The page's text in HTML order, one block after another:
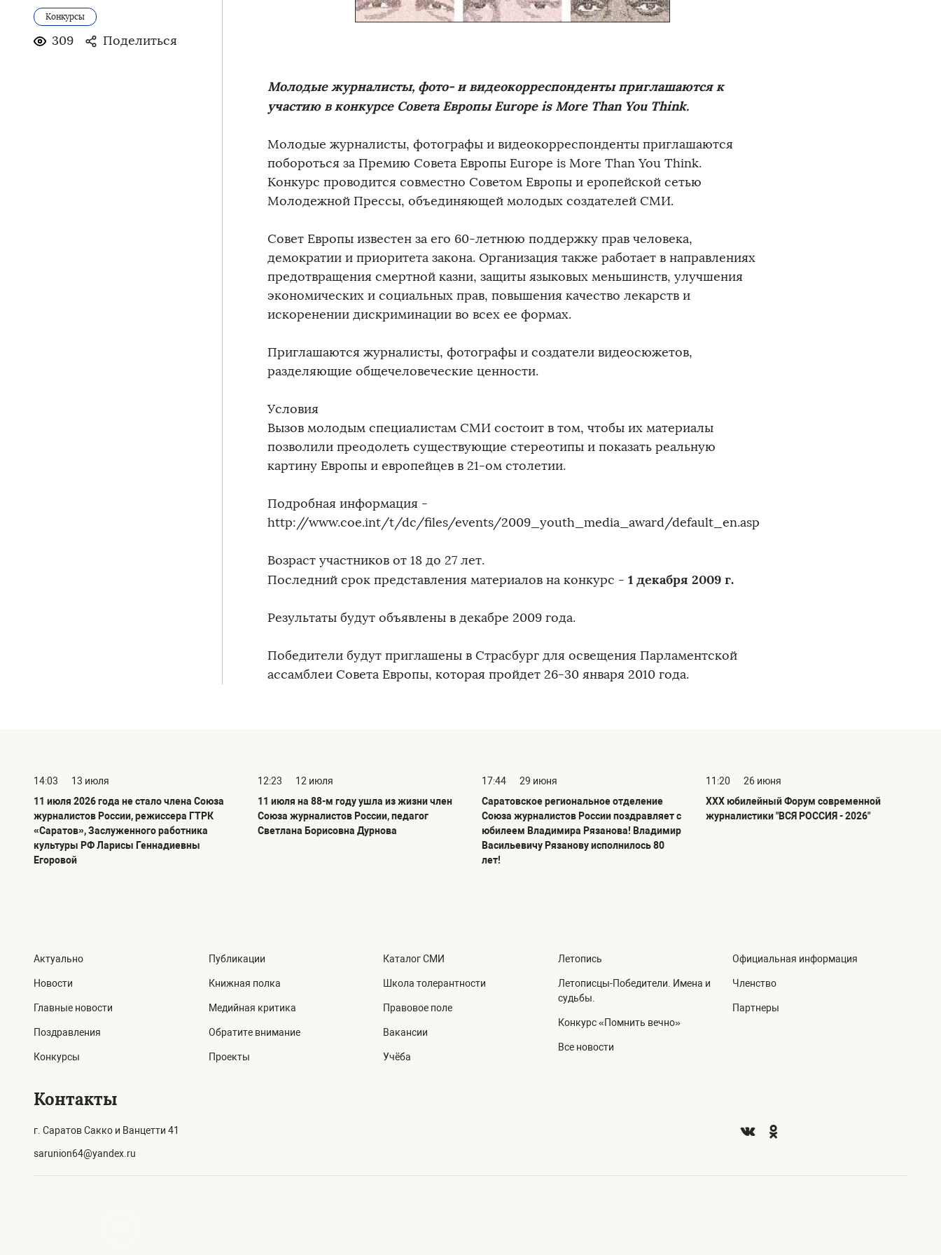
Конкурсы
309 Поделиться
Молодые журналисты, фото- и видеокорреспонденты приглашаются к
участию в конкурсе Совета Европы Europe is More Than You Think.
Молодые журналисты, фотографы и видеокорреспонденты приглашаются
побороться за Премию Совета Европы Europe is More Than You Think.
Конкурс проводится совместно Советом Европы и еропейской сетью
Молодежной Прессы, объединяющей молодых создателей СМИ.
Совет Европы известен за его 60-летнюю поддержку прав человека,
демократии и приоритета закона. Организация также работает в направлениях
предотвращения смертной казни, защиты языковых меньшинств, улучшения
экономических и социальных прав, повышения качество лекарств и
искоренении дискриминации во всех ее формах.
Приглашаются журналисты, фотографы и создатели видеосюжетов,
разделяющие общечеловеческие ценности.
Условия
Вызов молодым специалистам СМИ состоит в том, чтобы их материалы
позволили преодолеть существующие стереотипы и показать реальную
картину Европы и европейцев в 21-ом столетии.
Подробная информация -
http://www.coe.int/t/dc/files/events/2009_youth_media_award/default_en.asp
Возраст участников от 18 до 27 лет.
Последний срок представления материалов на конкурс - 1 декабря 2009 г.
Результаты будут объявлены в декабре 2009 года.
Победители будут приглашены в Страсбург для освещения Парламентской
ассамблеи Совета Европы, которая пройдет 26-30 января 2010 года.
14:03
13 июля
11 июля 2026 года не стало члена Союза
журналистов России, режиссера ГТРК
«Саратов», Заслуженного работника
культуры РФ Ларисы Геннадиевны
Егоровой
12:23
12 июля
11 июля на 88-м году ушла из жизни член
Союза журналистов России, педагог
Светлана Борисовна Дурнова
17:44
29 июня
Саратовское региональное отделение
Союза журналистов России поздравляет с
юбилеем Владимира Рязанова! Владимир
Васильевичу Рязанову исполнилось 80
лет!
11:20
26 июня
ХХХ юбилейный Форум современной
журналистики "ВСЯ РОССИЯ - 2026"
Актуально
Новости
Главные новости
Поздравления
Конкурсы
Публикации
Книжная полка
Медийная критика
Обратите внимание
Проекты
Каталог СМИ
Школа толерантности
Правовое поле
Вакансии
Учёба
Летопись
Летописцы-Победители. Имена и
судьбы.
Конкурс «Помнить вечно»
Все новости
Официальная информация
Членство
Партнеры
Контакты
г. Саратов Сакко и Ванцетти 41
sarunion64@yandex.ru